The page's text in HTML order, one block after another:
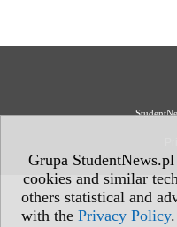
Grupa
cookies and similar
others statistical and
with the Privacy Policy